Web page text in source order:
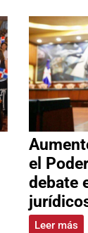
el
debate
Leer más